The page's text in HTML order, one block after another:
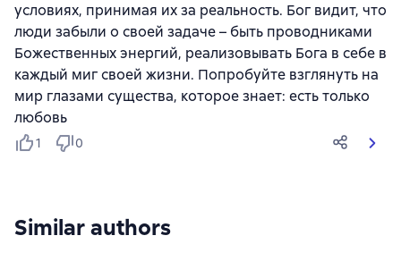
условиях, принимая их за реальность. Бог видит, что
люди забыли о своей задаче – быть проводниками
Божественных энергий, реализовывать Бога в себе в
каждый миг своей жизни. Попробуйте взглянуть на
мир глазами существа, которое знает: есть только
любовь
1 0
Similar authors